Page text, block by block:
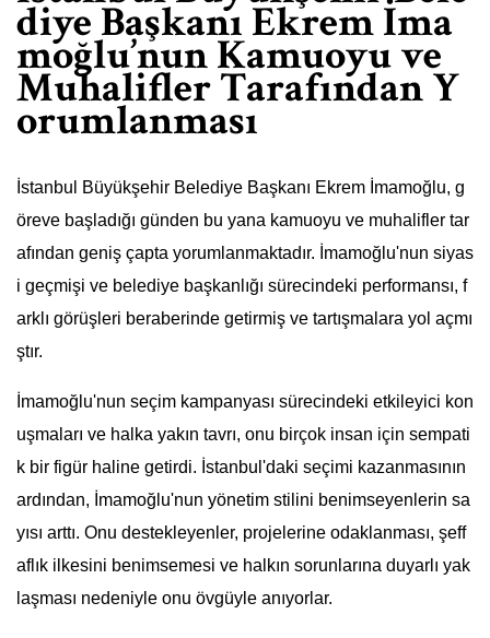
diye Başkanı Ekrem İma
moğlu’nun Kamuoyu ve
Muhalifler Tarafından Y
orumlanması
İstanbul Büyükşehir Belediye Başkanı Ekrem İmamoğlu, g
öreve başladığı günden bu yana kamuoyu ve muhalifler tar
afından geniş çapta yorumlanmaktadır. İmamoğlu'nun siyas
i geçmişi ve belediye başkanlığı sürecindeki performansı, f
arklı görüşleri beraberinde getirmiş ve tartışmalara yol açmı
ştır.
İmamoğlu'nun seçim kampanyası sürecindeki etkileyici kon
uşmaları ve halka yakın tavrı, onu birçok insan için sempati
k bir figür haline getirdi. İstanbul'daki seçimi kazanmasının
ardından, İmamoğlu'nun yönetim stilini benimseyenlerin sa
yısı arttı. Onu destekleyenler, projelerine odaklanması, şeff
aflık ilkesini benimsemesi ve halkın sorunlarına duyarlı yak
laşması nedeniyle onu övgüyle anıyorlar.